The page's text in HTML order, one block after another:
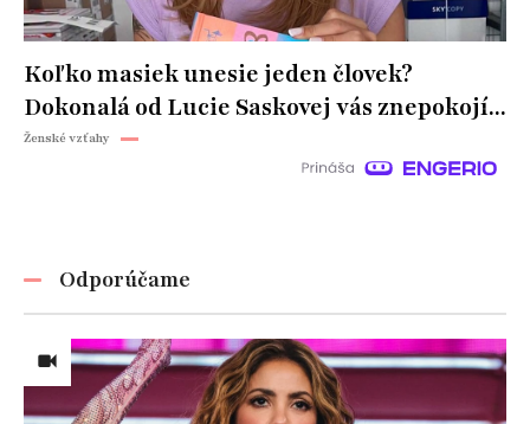
Koľko masiek unesie jeden človek?
Dokonalá od Lucie Saskovej vás znepokojí...
Ženské vzťahy
Odporúčame